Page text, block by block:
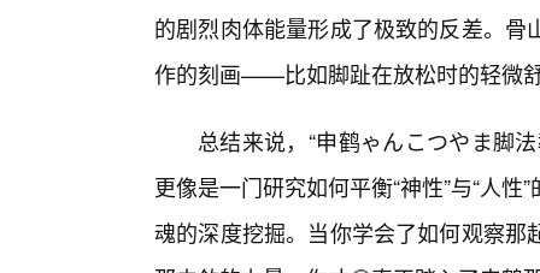
的剧烈肉体能量形成了极致的反差。
作的刻画——比如脚趾在放松时的轻微
总结来说，“申鹤ゃんこつやま脚
更像是一门研究如何平衡“神性”与“人
魂的深度挖掘。当你学会了如何观察